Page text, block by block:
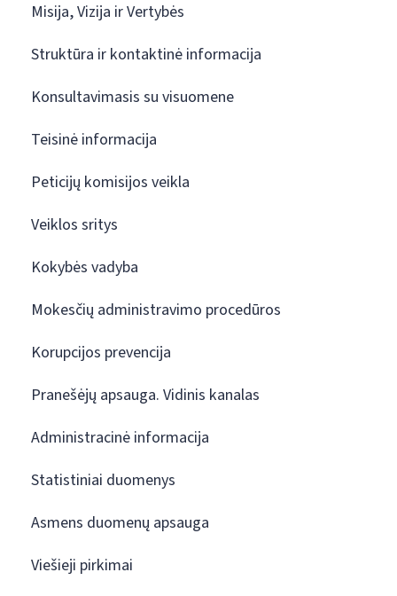
Misija, Vizija ir Vertybės
Struktūra ir kontaktinė informacija
Konsultavimasis su visuomene
Teisinė informacija
Peticijų komisijos veikla
Veiklos sritys
Kokybės vadyba
Mokesčių administravimo procedūros
Korupcijos prevencija
Pranešėjų apsauga. Vidinis kanalas
Administracinė informacija
Statistiniai duomenys
Asmens duomenų apsauga
Viešieji pirkimai